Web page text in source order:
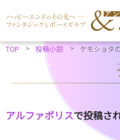
TOP 投稿小説 ケモショタ
アルファポリスで投稿さ